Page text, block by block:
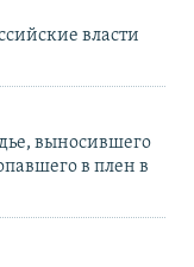
власти
выносившего
в плен в